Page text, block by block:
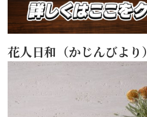
花人日和（かじんびより）